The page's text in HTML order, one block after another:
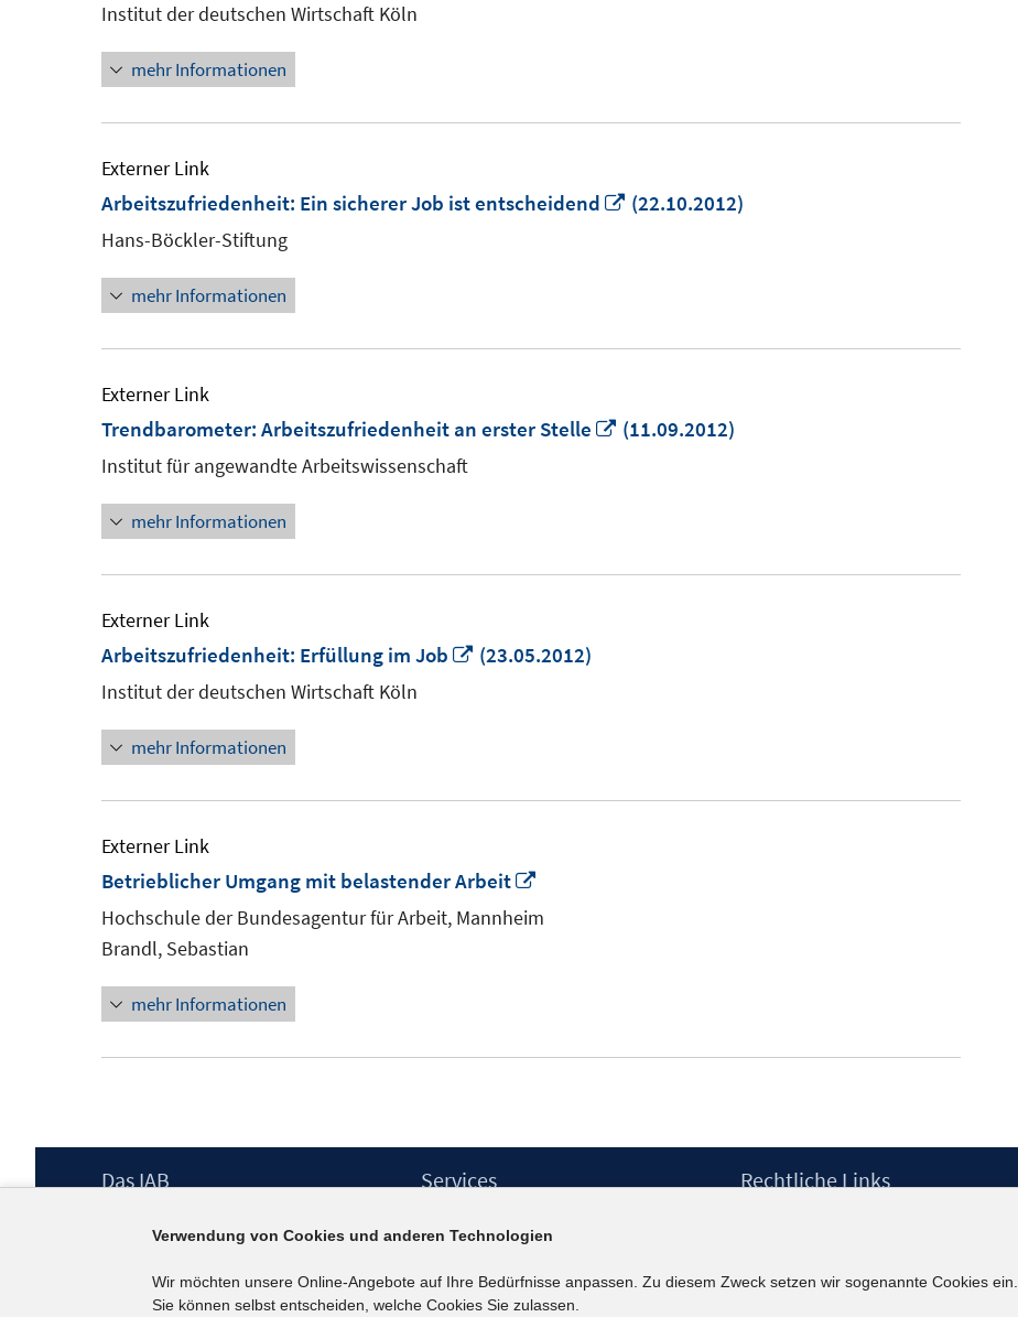
Institut der deutschen Wirtschaft Köln
mehr Informationen
Externer Link
Arbeitszufriedenheit: Ein sicherer Job ist entscheidend
In
(22.10.2012)
Hans-Böckler-Stiftung
mehr Informationen
Externer Link
Trendbarometer: Arbeitszufriedenheit an erster Stelle
In
(11.09.2012)
Institut für angewandte Arbeitswissenschaft
mehr Informationen
Externer Link
Arbeitszufriedenheit: Erfüllung im Job
In
(23.05.2012)
Institut der deutschen Wirtschaft Köln
mehr Informationen
Externer Link
Betrieblicher Umgang mit belastender Arbeit
neuem
Hochschule der Bundesagentur für Arbeit, Mannheim
Brandl, Sebastian
mehr Informationen
Footer
Das IAB
Berufsforschung (IAB) – unser Leitbild
Institutsleitung
Graduiertenprogramm
Services
IAB-Newsletter
Kontakt
Rechtliche Links
Erklärung zur Barrierefreiheit
Verwendung von Cookies und anderen Technologien
Wir möchten unsere Online-Angebote auf Ihre Bedürfnisse anpassen. Zu diesem Zweck setzen wir sogenannte Cookies ein.
Sie können selbst entscheiden, welche Cookies Sie zulassen.